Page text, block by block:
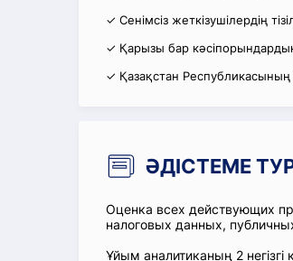
✓ Сенімсіз жеткізушілердің
✓ Қарызы бар кәсіпорындардың
✓ Қазақстан
ӘДІСТЕМЕ
Оценка всех действующих
налоговых данных,
Ұйым аналитиканың 2